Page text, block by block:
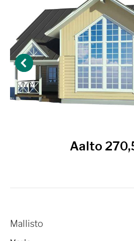
Aalto
Mallisto